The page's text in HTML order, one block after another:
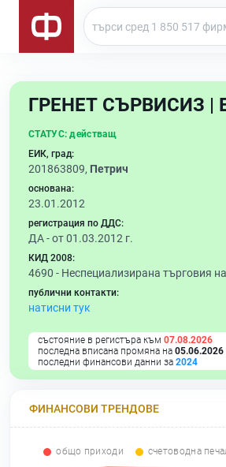
ГРЕНЕТ СЪРВИСИЗ |
СТАТУС: действащ
ЕИК, град:
201863809, Петрич
основана:
23.01.2012
регистрация по ДДС:
ДА - от 01.03.2012 г.
КИД 2008:
4690 - Неспециализирана търговия
публични контакти:
натисни тук
състояние в регистъра към 07.08.2026
последна вписана промяна на 05.06.2026
последни финансови данни за 2024
ФИНАНСОВИ ТРЕНДОВЕ
общо приходи счетоводна